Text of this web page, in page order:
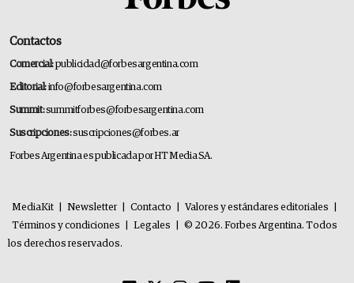
Contactos
Comercial:publicidad@forbesargentina.com
Editorial:info@forbesargentina.com
Summit:summitforbes@forbesargentina.com
Suscripciones:suscripciones@forbes.ar
Forbes Argentina es publicada por HT Media SA.
MediaKit Newsletter Contacto Valores y estándares editoriales
Términos y condiciones
Legales
© 2026. Forbes Argentina. Todos
los derechos reservados.